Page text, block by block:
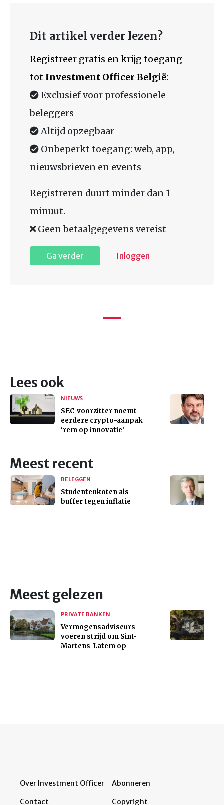
Dit artikel verder lezen?
Registreer gratis en krijg toegang
tot Investment Officer België:
Exclusief voor professionele
beleggers
Altijd opzegbaar
Onbeperkt toegang: web, app,
nieuwsbrieven en events
Registreren duurt minder dan 1
minuut.
Geen betaalgegevens vereist
Ga verder Inloggen
Lees ook
NIEUWS
SEC-voorzitter noemt
eerdere crypto-aanpak
‘rem op innovatie’
Meest recent
BELEGGEN
Studentenkoten als
buffer tegen inflatie
Meest gelezen
PRIVATE BANKEN
Vermogensadviseurs
voeren strijd om Sint-
Martens-Latem op
Over Investment Officer
Contact
Abonneren
Copyright